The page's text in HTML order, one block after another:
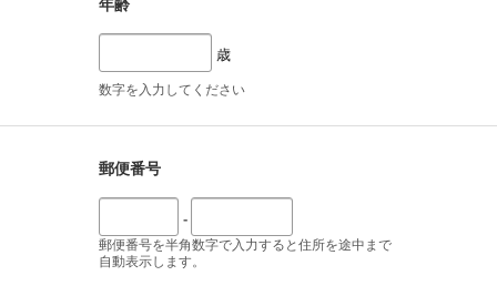
年齢
歳
数字を入力してください
郵便番号
-
郵便番号を半角数字で入力すると住所を途中まで
自動表示します。